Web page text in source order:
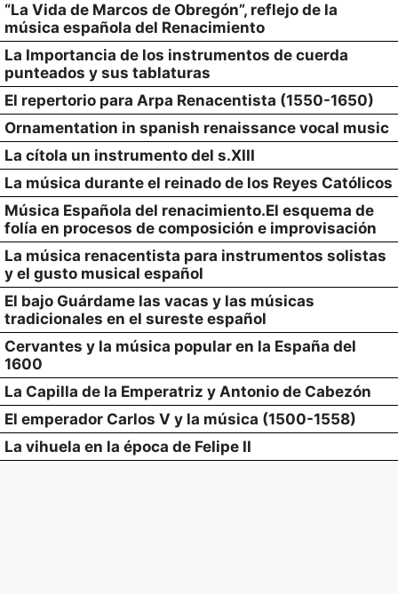
“La Vida de Marcos de Obregón”, reflejo de la
música española del Renacimiento
La Importancia de los instrumentos de cuerda
punteados y sus tablaturas
El repertorio para Arpa Renacentista (1550-1650)
Ornamentation in spanish renaissance vocal music
La cítola un instrumento del s.XIII
La música durante el reinado de los Reyes Católicos
Música Española del renacimiento.El esquema de
folía en procesos de composición e improvisación
La música renacentista para instrumentos solistas
y el gusto musical español
El bajo Guárdame las vacas y las músicas
tradicionales en el sureste español
Cervantes y la música popular en la España del
1600
La Capilla de la Emperatriz y Antonio de Cabezón
El emperador Carlos V y la música (1500-1558)
La vihuela en la época de Felipe II